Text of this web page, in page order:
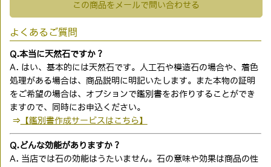
この商品をメールで問い合わせる
よくあるご質問
Q.本当に天然石ですか？
A. はい、基本的には天然石です。人工石や模造石の場合や、着色
処理がある場合は、商品説明に明記いたします。また本物の証明
をご希望の場合は、オプションで鑑別書をお作りすることができ
ますので、同時にお申込ください。
⇒ 【鑑別書作成サービスはこちら】
Q.どんな効能がありますか？
A. 当店では石の効能はうたいません。石の意味や効果は商品の性